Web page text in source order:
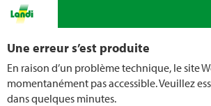
Une erreur s’est produite
En raison d’un problème technique, le site
momentanément pas accessible. Veuillez
dans quelques minutes.